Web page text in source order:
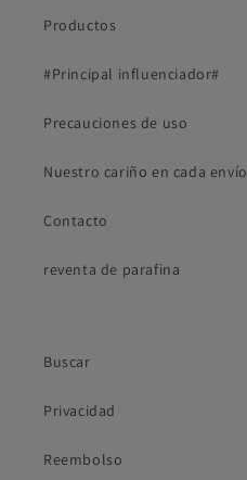
Productos
#Principal influenciador#
Precauciones de uso
Nuestro cariño en cada envío
Contacto
reventa de parafina
Buscar
Privacidad
Reembolso